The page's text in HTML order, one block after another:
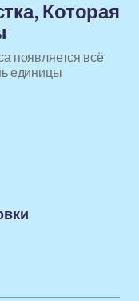
Которая
появляется всё
единицы